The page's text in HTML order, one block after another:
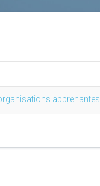
apprenantes